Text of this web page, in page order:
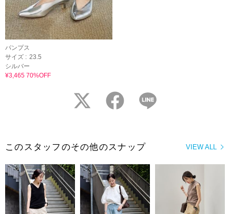
パンプス
サイズ : 23.5
シルバー
¥3,465 70%OFF
twitter facebook
VIEW ALL
このスタッフのその他のスナップ